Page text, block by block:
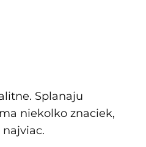
5 z 5 hviezdičiek
Splanaju
niekolko znaciek,